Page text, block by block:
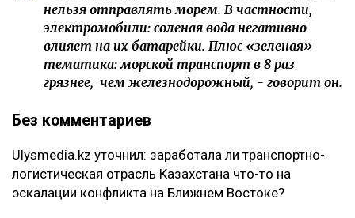
нельзя отправлять морем. В частности,
электромобили: соленая вода негативно
влияет на их батарейки. Плюс «зеленая»
тематика: морской транспорт в 8 раз
грязнее, чем железнодорожный, - говорит он.
Без комментариев
Ulysmedia.kz уточнил: заработала ли транспортно-
логистическая отрасль Казахстана что-то на
эскалации конфликта на Ближнем Востоке?